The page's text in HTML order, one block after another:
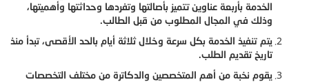
الخدمة بأربعة عناوين تتميز بأصالتها وتفردها وحداثتها وأهميتها،
وذلك في المجال المطلوب من قبل الطالب.
يتم تنفيذ الخدمة بكل سرعة وخلال ثلاثة أيام بالحد الأقصى، تبدأ منذ
تاريخ تقديم الطلب.
يقوم نخبة من أهم المتخصصين والدكاترة من مختلف التخصصات